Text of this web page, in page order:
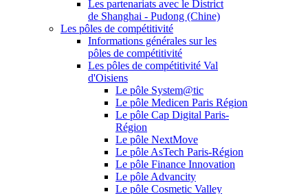
Les partenariats avec le District
de Shanghai - Pudong (Chine)
Les pôles de compétitivité
Informations générales sur les
pôles de compétitivité
Les pôles de compétitivité Val
d'Oisiens
Le pôle System@tic
Le pôle Medicen Paris Région
Le pôle Cap Digital Paris-
Région
Le pôle NextMove
Le pôle AsTech Paris-Région
Le pôle Finance Innovation
Le pôle Advancity
Le pôle Cosmetic Valley